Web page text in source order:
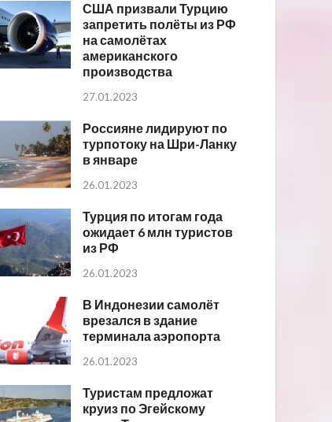
США призвали Турцию
запретить полёты из РФ
на самолётах
американского
производства
27.01.2023
Россияне лидируют по
турпотоку на Шри-Ланку
в январе
26.01.2023
Турция по итогам года
ожидает 6 млн туристов
из РФ
26.01.2023
В Индонезии самолёт
врезался в здание
терминала аэропорта
26.01.2023
Туристам предложат
круиз по Эгейскому